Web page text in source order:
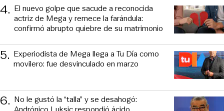
4. El nuevo golpe que sacude a reconocida
actriz de Mega y remece la farándula:
confirmó abrupto quiebre de su matrimonio
5. Experiodista de Mega llega a Tu Día como
movilero: fue desvinculado en marzo
6. No le gustó la “talla” y se desahogó: